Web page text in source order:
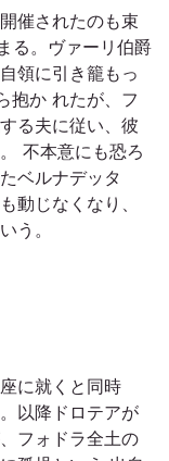
催されたのも束
る。ヴァーリ伯爵
領に引き籠もっ
抱か れたが、フ
る夫に従い、彼
不本意にも恐ろ
ベルナデッタ
動じなくなり、
う。
に就くと同時
以降ドロテアが
フォドラ全土の